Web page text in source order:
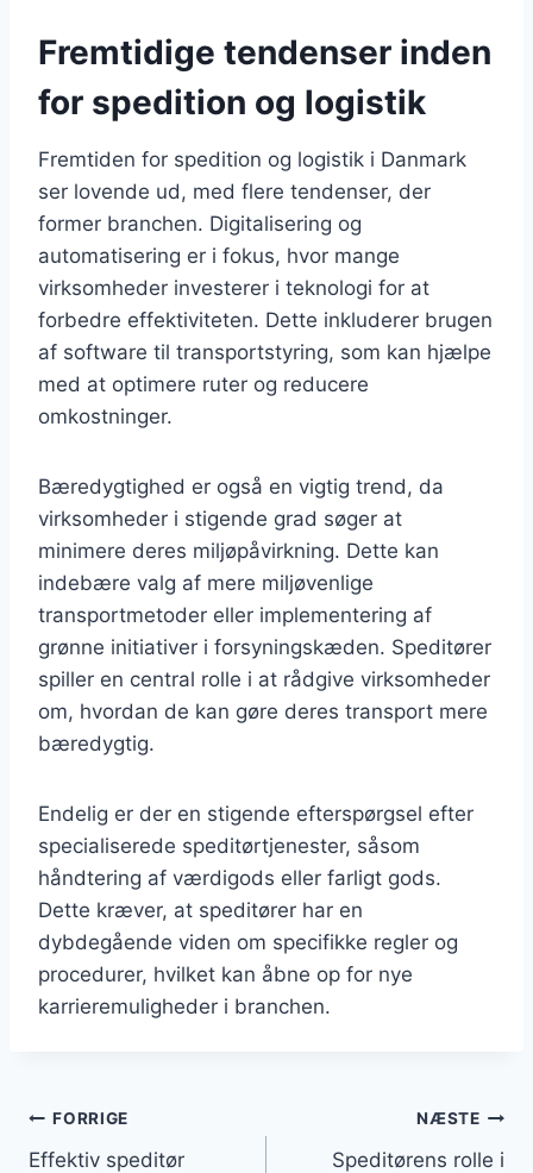
Fremtidige tendenser inden
for spedition og logistik
Fremtiden for spedition og logistik i Danmark
ser lovende ud, med flere tendenser, der
former branchen. Digitalisering og
automatisering er i fokus, hvor mange
virksomheder investerer i teknologi for at
forbedre effektiviteten. Dette inkluderer brugen
af software til transportstyring, som kan hjælpe
med at optimere ruter og reducere
omkostninger.
Bæredygtighed er også en vigtig trend, da
virksomheder i stigende grad søger at
minimere deres miljøpåvirkning. Dette kan
indebære valg af mere miljøvenlige
transportmetoder eller implementering af
grønne initiativer i forsyningskæden. Speditører
spiller en central rolle i at rådgive virksomheder
om, hvordan de kan gøre deres transport mere
bæredygtig.
Endelig er der en stigende efterspørgsel efter
specialiserede speditørtjenester, såsom
håndtering af værdigods eller farligt gods.
Dette kræver, at speditører har en
dybdegående viden om specifikke regler og
procedurer, hvilket kan åbne op for nye
karrieremuligheder i branchen.
Indlægsnavigation
FORRIGE
Effektiv speditør
NÆSTE
Speditørens rolle i